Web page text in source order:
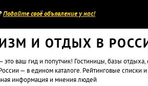
Подайте своё объявление у нас!
И ОТДЫХ В
это ваш гид и попутчик! Гостиницы, базы отдыха,
— в едином каталоге. Рейтинговые списки
информация и мнения людей